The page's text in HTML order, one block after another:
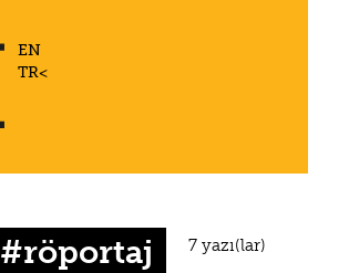
EN
TR
#röportaj 7 yazı(lar)